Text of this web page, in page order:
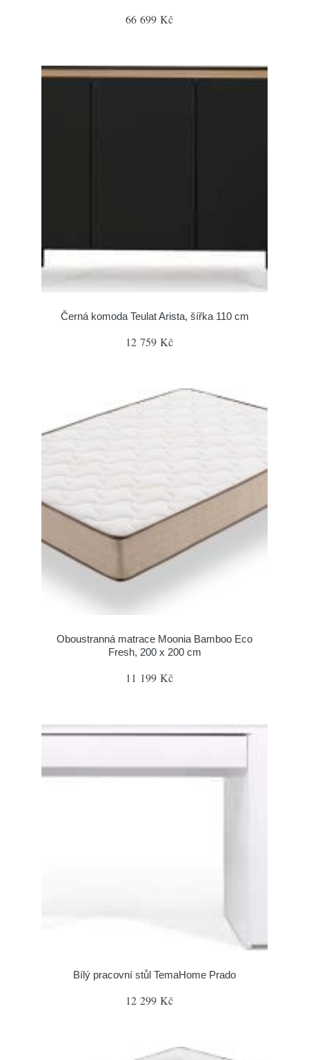
66 699 Kč
Černá komoda Teulat Arista, šířka 110 cm
12 759 Kč
Oboustranná matrace Moonia Bamboo Eco
Fresh, 200 x 200 cm
11 199 Kč
Bílý pracovní stůl TemaHome Prado
12 299 Kč